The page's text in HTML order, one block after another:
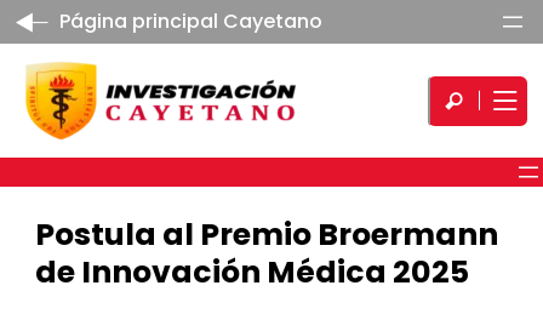
Página principal Cayetano
Postula al Premio Broermann
de Innovación Médica 2025